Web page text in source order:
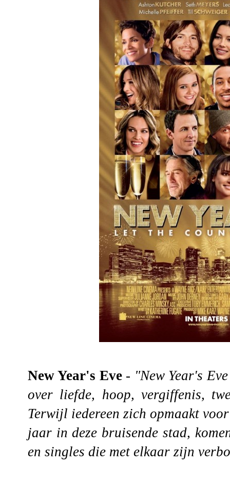
New Year's Eve- "New Year's
over liefde, hoop, vergiffenis,
Terwijl iedereen zich opmaakt
jaar in deze bruisende stad,
en singles die met elkaar zijn